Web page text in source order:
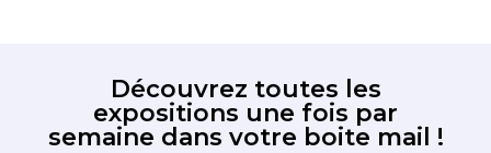
Découvrez toutes les
expositions une fois par
semaine dans votre boite mail !